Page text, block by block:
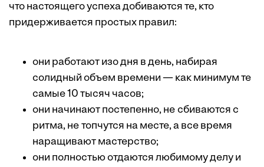
что настоящего успеха добиваются те, кто
придерживается простых правил:
они работают изо дня в день, набирая
солидный объем времени — как минимум те
самые 10 тысяч часов;
они начинают постепенно, не сбиваются с
ритма, не топчутся на месте, а все время
наращивают мастерство;
они полностью отдаются ­любимому делу и